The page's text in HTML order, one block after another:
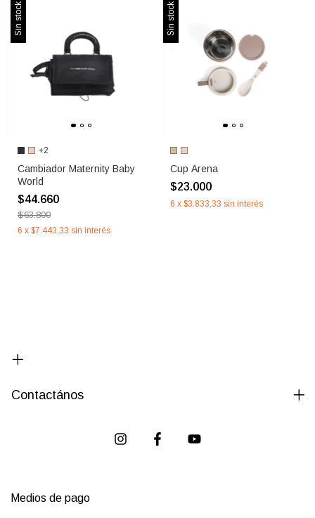
Sin stock
+2
Cambiador Maternity Baby
World
$44.660
$63.800
6 x $7.443,33 sin interés
Sin stock
Cup Arena
$23.000
6 x $3.833,33 sin interés
Contactános
Medios de pago